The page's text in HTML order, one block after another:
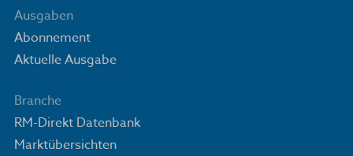
Ausgaben
Abonnement
Aktuelle Ausgabe
Branche
RM-Direkt Datenbank
Marktübersichten